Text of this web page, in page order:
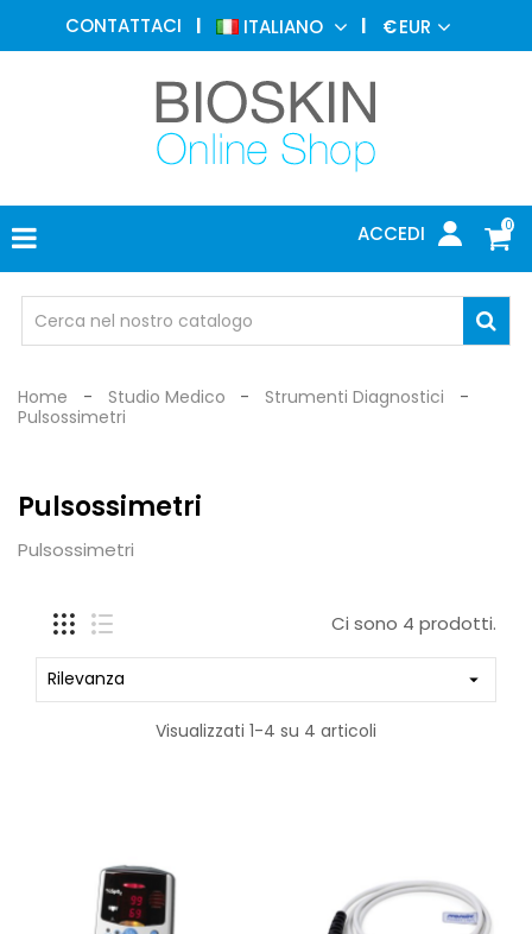
CONTATTACI ITALIANO €EUR
0
ACCEDI
MEDICINA
ESTETICA
DERMATOLOGIA
FOTOTERAPIA
ELETTROMEDICALI
MEDICO
OCCHIALI
DI
Home Studio Medico
Strumenti Diagnostici
Pulsossimetri
Pulsossimetri
Pulsossimetri
Ci sono 4 prodotti.
Rilevanza 
Visualizzati 1-4 su 4 articoli